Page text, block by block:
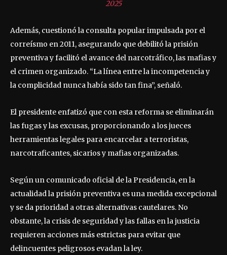
2025
Además, cuestionó la consulta popular impulsada por el
correísmo en 2011, asegurando que debilitó la prisión
preventiva y facilitó el avance del narcotráfico, las mafias y
el crimen organizado. “La línea entre la incompetencia y
la complicidad nunca había sido tan fina”, señaló.
El presidente enfatizó que con esta reforma se eliminarán
las fugas y las excusas, proporcionando a los jueces
herramientas legales para encarcelar a terroristas,
narcotraficantes, sicarios y mafias organizadas.
Según un comunicado oficial de la Presidencia, en la
actualidad la prisión preventiva es una medida excepcional
y se da prioridad a otras alternativas cautelares. No
obstante, la crisis de seguridad y las fallas en la justicia
requieren acciones más estrictas para evitar que
delincuentes peligrosos evadan la ley.